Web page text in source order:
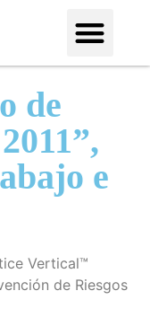
de
e
Vertical™
de Riesgos